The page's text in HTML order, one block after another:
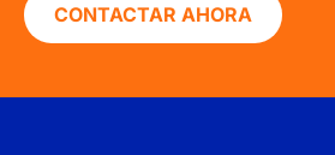
CONTACTAR AHORA